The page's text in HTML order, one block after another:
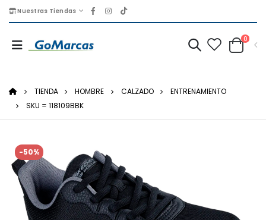
Nuestras Tiendas
0
TIENDA HOMBRE CALZADO
ENTRENAMIENTO
SKU = 118109BBK
-50%